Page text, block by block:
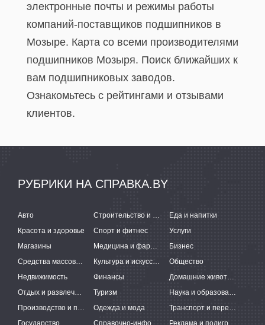
электронные почты и режимы работы
компаний-поставщиков подшипников в
Мозыре. Карта со всеми производителями
подшипников Мозыря. Поиск ближайших к
вам подшипниковых заводов.
Ознакомьтесь с рейтингами и отзывами
клиентов.
РУБРИКИ НА СПРАВКА.BY
Авто Строительство и ремонт
Еда и напитки
Красота и здоровье
Спорт и фитнес
Услуги
Магазины
Медицина и фармацевтика
Бизнес
Средства массовой информации
Культура и искусство
Общество
Недвижимость
Финансы
Домашние животные
Отдых и развлечения
Туризм
Наука и образование
Производство и поставки
Одежда и мода
Транспорт и перевозки
Государство